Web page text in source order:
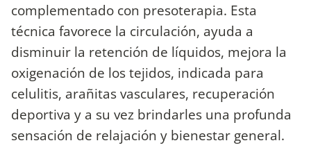
complementado con presoterapia. Esta
técnica favorece la circulación, ayuda a
disminuir la retención de líquidos, mejora la
oxigenación de los tejidos, indicada para
celulitis, arañitas vasculares, recuperación
deportiva y a su vez brindarles una profunda
sensación de relajación y bienestar general.